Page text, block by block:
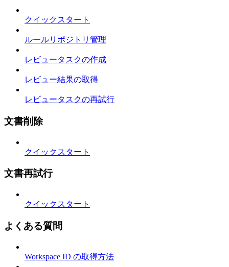
クイックスタート
ルールリポジトリ管理
レビュータスクの作成
レビュー結果の取得
レビュータスクの再試行
文書削除
クイックスタート
文書再試行
クイックスタート
よくある質問
Workspace ID の取得方法